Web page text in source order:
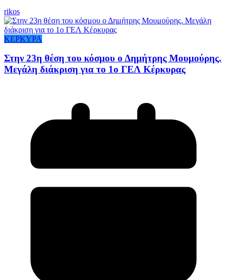
rikos
ΚΕΡΚΥΡΑ
Στην 23η θέση του κόσμου ο Δημήτρης Μουμούρης.
Μεγάλη διάκριση για το 1ο ΓΕΛ Κέρκυρας